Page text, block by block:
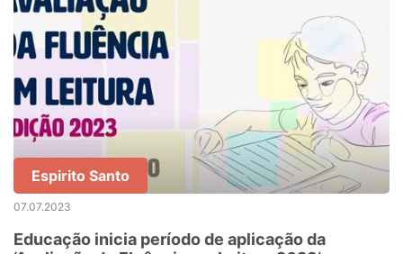
Espirito Santo
07.07.2023
Educação inicia período de aplicação da